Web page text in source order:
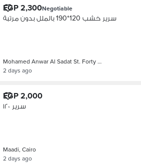
EGP 2,300Negotiable
سرير خشب 120*190 بالملل بدون مرتبة
Mohamed Anwar Al Sadat St. Forty …
2 days ago
EGP 2,000
سرير ١٢٠
Maadi, Cairo
2 days ago